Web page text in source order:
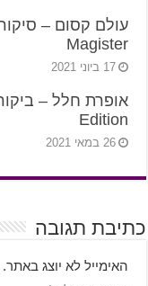
Magister
17 ביוני 2021
Edition
26 במאי 2021
כתיבת תגובה
האימייל לא יוצג באתר.